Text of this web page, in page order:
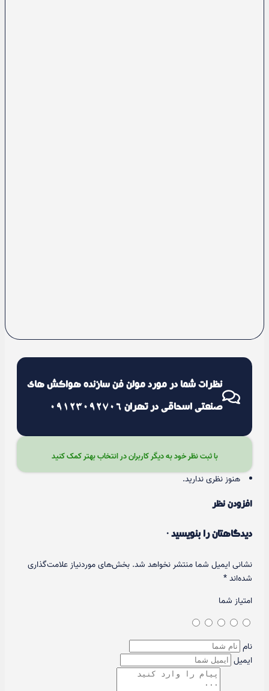
نظرات شما در مورد مولن فن سازنده هواکش های
صنعتی اسحاقی در تهران 09123092706
با ثبت نظر خود به دیگر کاربران در انتخاب بهتر کمک کنید
هنوز نظری ندارید.
افزودن نظر
دیدگاهتان را بنویسید ·
نشانی ایمیل شما منتشر نخواهد شد. بخش‌های موردنیاز علامت‌گذاری
شده‌اند*
امتیاز شما
نام
ایمیل